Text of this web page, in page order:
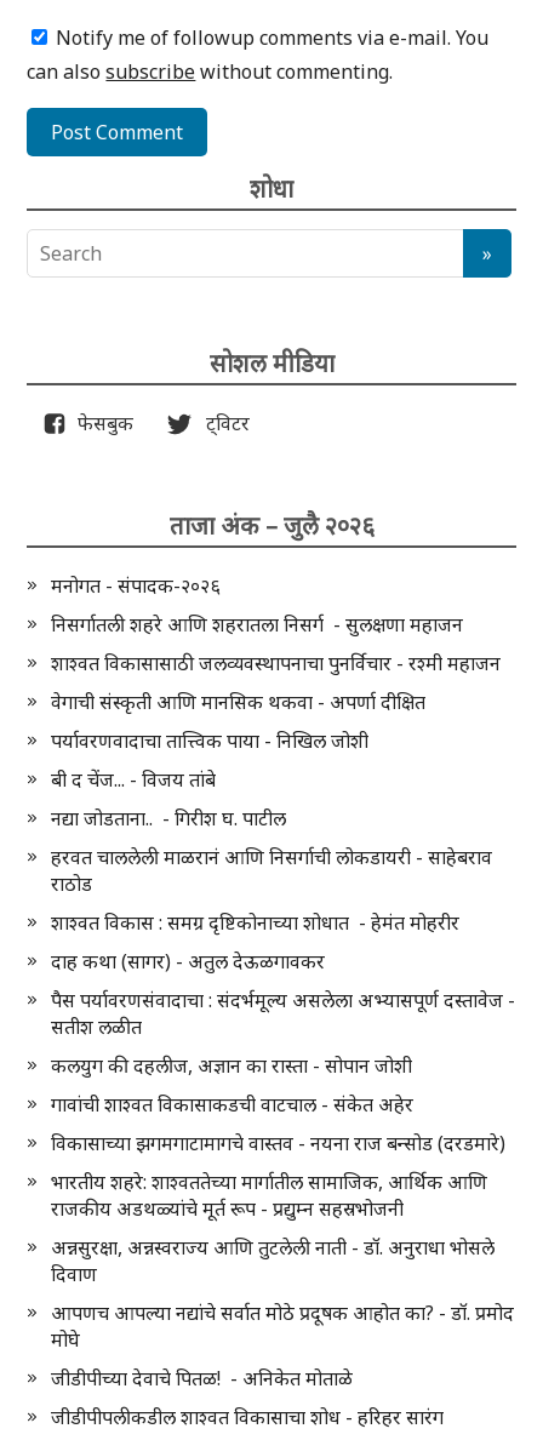
Notify me of followup comments via e-mail. You
can alsosubscribewithout commenting.
शोधा
सोशल मीडिया
फेसबुक ट्विटर
ताजा अंक – जुलै २०२६
मनोगत - संपादक-२०२६
निसर्गातली शहरे आणि शहरातला निसर्ग - सुलक्षणा महाजन
शाश्वत विकासासाठी जलव्यवस्थापनाचा पुनर्विचार - रश्मी महाजन
वेगाची संस्कृती आणि मानसिक थकवा - अपर्णा दीक्षित
पर्यावरणवादाचा तात्त्विक पाया - निखिल जोशी
बी द चेंज... - विजय तांबे
नद्या जोडताना.. - गिरीश घ. पाटील
हरवत चाललेली माळरानं आणि निसर्गाची लोकडायरी - साहेबराव
राठोड
शाश्वत विकास : समग्र दृष्टिकोनाच्या शोधात - हेमंत मोहरीर
दाह कथा (सागर) - अतुल देऊळगावकर
पैस पर्यावरणसंवादाचा : संदर्भमूल्य असलेला अभ्यासपूर्ण दस्तावेज -
सतीश लळीत
कलयुग की दहलीज, अज्ञान का रास्ता - सोपान जोशी
गावांची शाश्वत विकासाकडची वाटचाल - संकेत अहेर
विकासाच्या झगमगाटामागचे वास्तव - नयना राज बन्सोड (दरडमारे)
भारतीय शहरे: शाश्वततेच्या मार्गातील सामाजिक, आर्थिक आणि
राजकीय अडथळ्यांचे मूर्त रूप - प्रद्युम्न सहस्रभोजनी
अन्नसुरक्षा, अन्नस्वराज्य आणि तुटलेली नाती - डॉ. अनुराधा भोसले
दिवाण
आपणच आपल्या नद्यांचे सर्वात मोठे प्रदूषक आहोत का? - डॉ. प्रमोद
मोघे
जीडीपीच्या देवाचे पितळ! - अनिकेत मोताळे
जीडीपीपलीकडील शाश्वत विकासाचा शोध - हरिहर सारंग